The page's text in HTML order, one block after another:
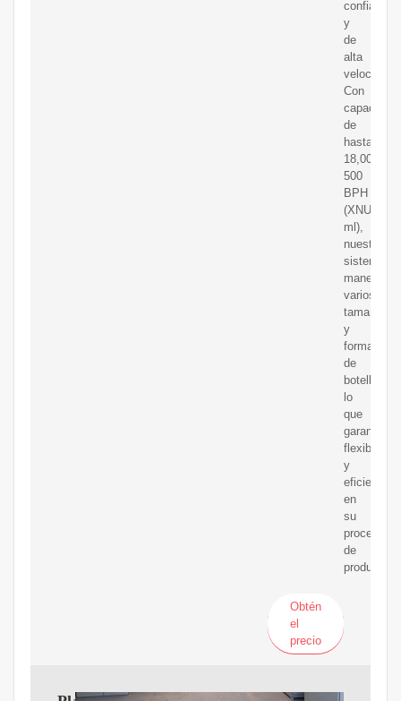
confiable
y
de
alta
velocidad.
Con
de
hasta
18,000
500
BPH
(XNUMX
ml),
nuestros
sistemas
manejan
varios
tamaños
y
formas
de
botellas,
lo
que
garantiza
flexibilidad
y
eficiencia
en
su
proceso
de
Obtén
el
precio